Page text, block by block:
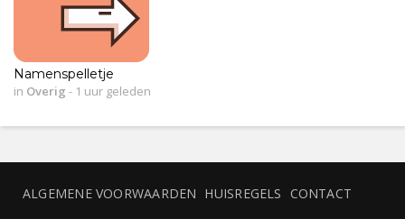
Namenspelletje
in Overig - 1 uur geleden
ALGEMENE VOORWAARDEN HUISREGELS CONTACT